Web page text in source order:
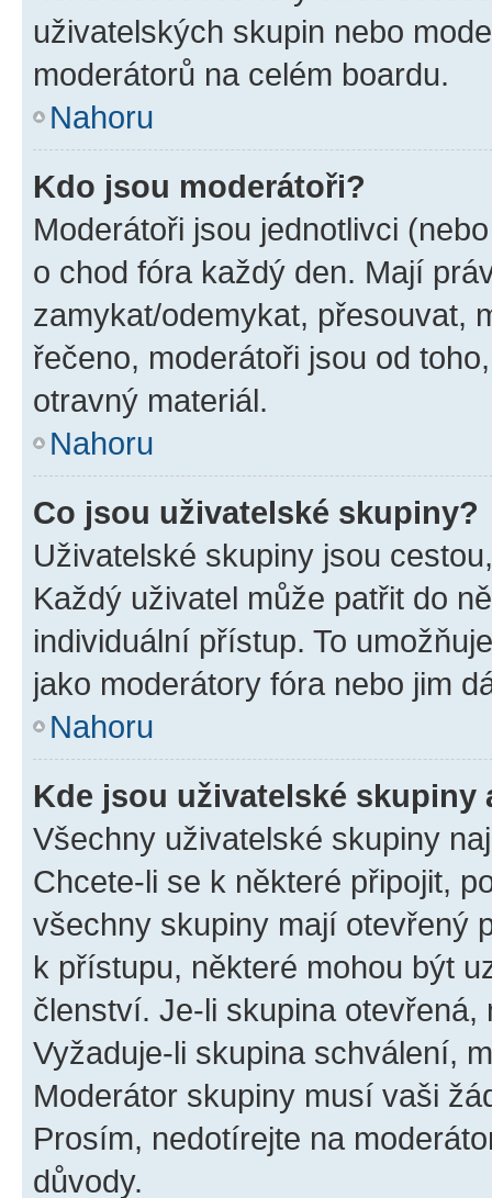
uživatelských skupin nebo
moderátorů na celém boardu.
Nahoru
Kdo jsou moderátoři?
Moderátoři jsou jednotlivci
o chod fóra každý den. Mají
zamykat/odemykat, přesouvat,
řečeno, moderátoři jsou od
otravný materiál.
Nahoru
Co jsou uživatelské skupiny?
Uživatelské skupiny jsou
Každý uživatel může patřit do
individuální přístup. To
jako moderátory fóra nebo jim
Nahoru
Kde jsou uživatelské skupiny
Všechny uživatelské skupiny
Chcete-li se k některé připojit,
všechny skupiny mají otevřený
k přístupu, některé mohou být
členství. Je-li skupina
Vyžaduje-li skupina schválení,
Moderátor skupiny musí vaši
Prosím, nedotírejte na
důvody.